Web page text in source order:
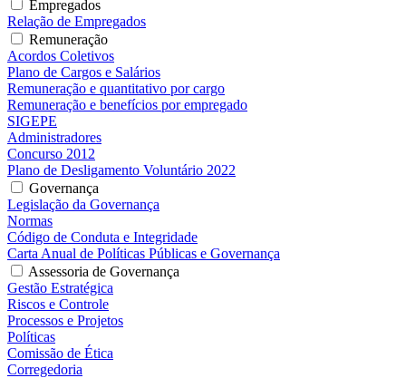
Empregados
Relação de Empregados
Remuneração
Acordos Coletivos
Plano de Cargos e Salários
Remuneração e quantitativo por cargo
Remuneração e benefícios por empregado
SIGEPE
Administradores
Concurso 2012
Plano de Desligamento Voluntário 2022
Governança
Legislação da Governança
Normas
Código de Conduta e Integridade
Carta Anual de Políticas Públicas e Governança
Assessoria de Governança
Gestão Estratégica
Riscos e Controle
Processos e Projetos
Políticas
Comissão de Ética
Corregedoria